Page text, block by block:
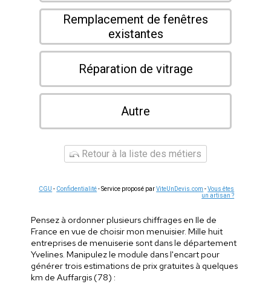
Remplacement de fenêtres
existantes
Réparation de vitrage
Autre
Retour à la liste des métiers
CGU - Confidentialité- Service proposé parViteUnDevis.com -Vous êtes
un artisan ?
Pensez à ordonner plusieurs chiffrages en Ile de
France en vue de choisir mon menuisier. Mille huit
entreprises de menuiserie sont dans le département
Yvelines. Manipulez le module dans l'encart pour
générer trois estimations de prix gratuites à quelques
km de Auffargis (78) :